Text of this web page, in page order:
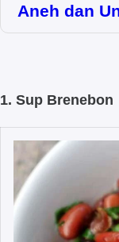
Aneh dan
1. Sup Brenebon